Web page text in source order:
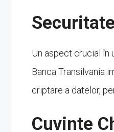
Un aspect crucial în
Banca Transilvania
criptare a datelor,
Cuvinte